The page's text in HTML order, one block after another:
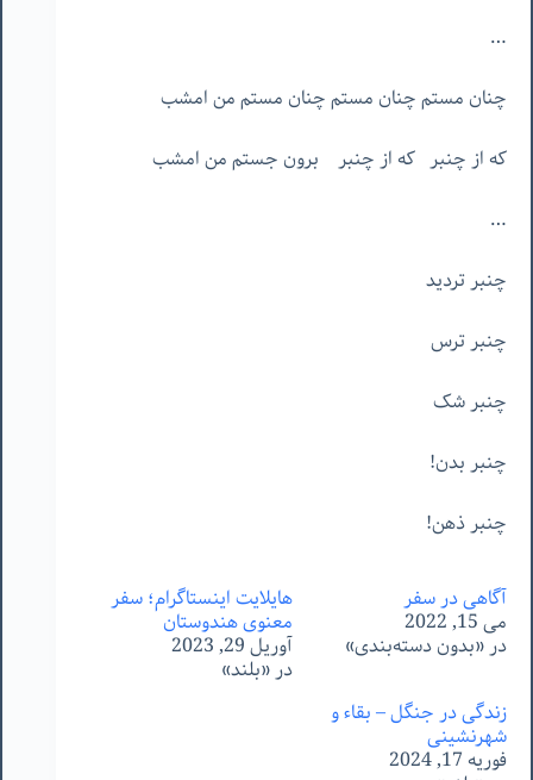
…
چنان مستم چنان مستم چنان مستم من امشب
که از چنبر که از چنبر برون جستم من امشب
…
چنبر تردید
چنبر ترس
چنبر شک
چنبر بدن!
چنبر ذهن!
آگاهی در سفر
می 15, 2022
در «بدون دسته‌بندی»
هایلایت اینستاگرام؛ سفر
معنوی هندوستان
آوریل 29, 2023
در «بلند»
زندگی در جنگل – بقاء و
شهرنشینی
فوریه 17, 2024